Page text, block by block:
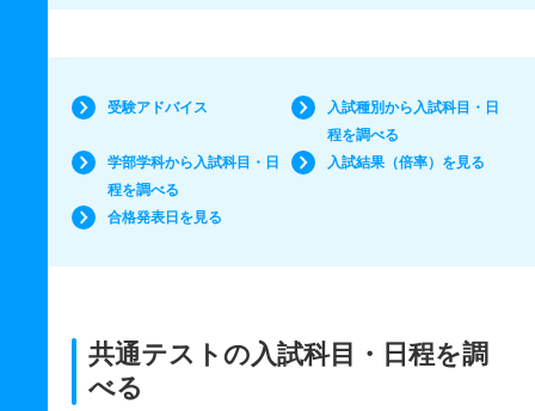
受験アドバイス
入試種別から入試科目・日
程を調べる
学部学科から入試科目・日
程を調べる
入試結果（倍率）を見る
合格発表日を見る
共通テストの入試科目・日程を調
べる